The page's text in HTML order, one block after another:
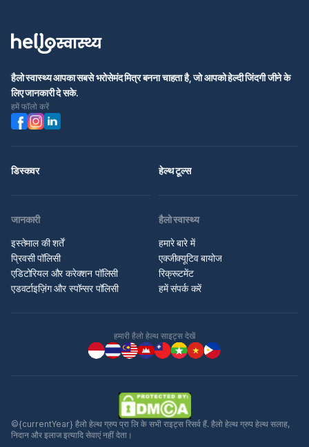
हैलो स्वास्थ्य आपका सबसे भरोसेमंद मित्र बनना चाहता है, जो आपको हेल्दी जिंदगी जीने के
लिए जानकारी दे सके.
हमें फॉलो करें
डिस्कवर हेल्थ टूल्स
जानकारी
इस्तेमाल की शर्तें
प्रिवसी पॉलिसी
एडिटोरियल और करेक्शन पॉलिसी
एडवर्टाइज़िंग और स्पॉन्सर पॉलिसी
हैलो स्वास्थ्य
हमारे बारे में
एक्जीक्यूटिव बायोज
रिक्रूटमेंट
हमें संपर्क करें
हमारी हैलो हेल्थ साइट्स देखें
©{currentYear} हैलो हेल्थ ग्रुप प्रा लि के सभी राइट्स रिसर्व हैं. हैलो हेल्थ ग्रुप हेल्थ सलाह,
निदान और इलाज इत्यादि सेवाएं नहीं देता।